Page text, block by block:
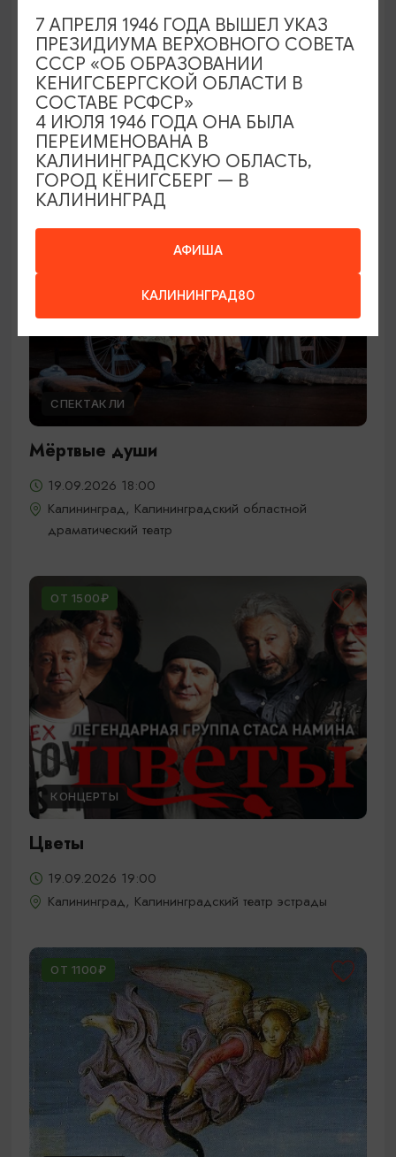
КОНЦЕРТЫ
Игорь Саруханов
19.09.2026 18:00
Светлогорск, Театр эстрады «Янтарь-холл»
ОТ 500₽ ПУШКИНСКАЯ КАРТА
СПЕКТАКЛИ
Мёртвые души
19.09.2026 18:00
Калининград, Калининградский областной
драматический театр
ОТ 1500₽
КОНЦЕРТЫ
Цветы
19.09.2026 19:00
Калининград, Калининградский театр эстрады
ОТ 1100₽
АФИША
КАЛИНИНГРАД80
7 АПРЕЛЯ 1946 ГОДА ВЫШЕЛ УКАЗ
ПРЕЗИДИУМА ВЕРХОВНОГО СОВЕТА
СССР «ОБ ОБРАЗОВАНИИ
КЕНИГСБЕРГСКОЙ ОБЛАСТИ В
СОСТАВЕ РСФСР»
4 ИЮЛЯ 1946 ГОДА ОНА БЫЛА
ПЕРЕИМЕНОВАНА В
КАЛИНИНГРАДСКУЮ ОБЛАСТЬ,
ГОРОД КЁНИГСБЕРГ — В
КАЛИНИНГРАД